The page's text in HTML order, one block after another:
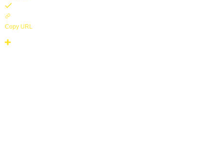
Copy URL